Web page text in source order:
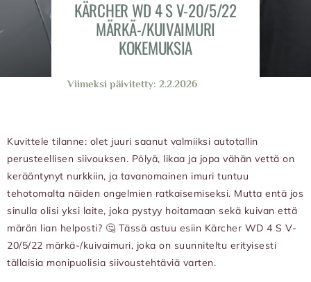
KÄRCHER WD 4 S V-20/5/22
MÄRKÄ-/KUIVAIMURI
KOKEMUKSIA
Viimeksi päivitetty: 2.2.2026
Kuvittele tilanne: olet juuri saanut valmiiksi autotallin
perusteellisen siivouksen. Pölyä, likaa ja jopa vähän vettä on
kerääntynyt nurkkiin, ja tavanomainen imuri tuntuu
tehotomalta näiden ongelmien ratkaisemiseksi. Mutta entä jos
sinulla olisi yksi laite, joka pystyy hoitamaan sekä kuivan että
märän lian helposti? 🤔 Tässä astuu esiin Kärcher WD 4 S V-
20/5/22 märkä-/kuivaimuri, joka on suunniteltu erityisesti
tällaisia monipuolisia siivoustehtäviä varten.